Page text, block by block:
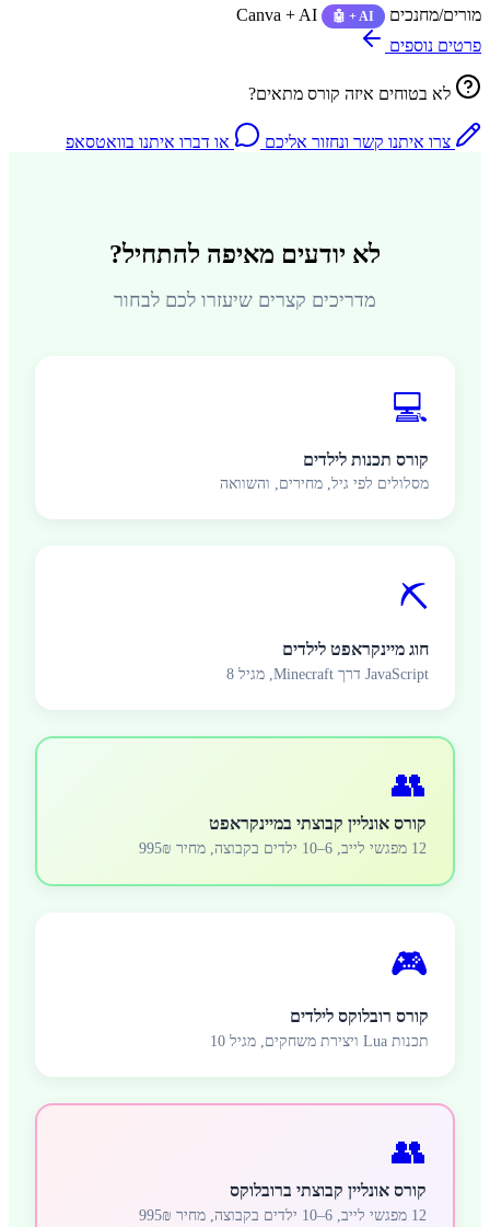
מורים/מחנכים
Canva + AI 🤖 + AI
פרטים נוספים
לא בטוחים איזה קורס מתאים?
צרו איתנו קשר ונחזור אליכם או דברו איתנו בוואטסאפ
לא יודעים מאיפה להתחיל?
מדריכים קצרים שיעזרו לכם לבחור
💻
קורס תכנות לילדים
מסלולים לפי גיל, מחירים, והשוואה
⛏️
חוג מיינקראפט לילדים
JavaScript דרך Minecraft, מגיל 8
👥
קורס אונליין קבוצתי במיינקראפט
12 מפגשי לייב, 6–10 ילדים בקבוצה, מחיר 995₪
🎮
קורס רובלוקס לילדים
תכנות Lua ויצירת משחקים, מגיל 10
👥
קורס אונליין קבוצתי ברובלוקס
12 מפגשי לייב, 6–10 ילדים בקבוצה, מחיר 995₪